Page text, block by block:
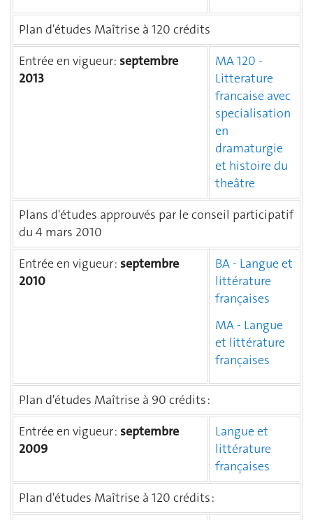
Plan d'études Maîtrise à 120 crédits
Entrée en vigueur: septembre
2013
MA 120 -
Litterature
francaise avec
specialisation
en
dramaturgie
et histoire du
theâtre
Plans d'études approuvés par le conseil participatif
du 4 mars 2010
Entrée en vigueur : septembre
2010
BA - Langue et
littérature
françaises
MA - Langue
et littérature
françaises
Plan d'études Maîtrise à 90 crédits :
Entrée en vigueur : septembre
2009
Langue et
littérature
françaises
Plan d'études Maîtrise à 120 crédits :